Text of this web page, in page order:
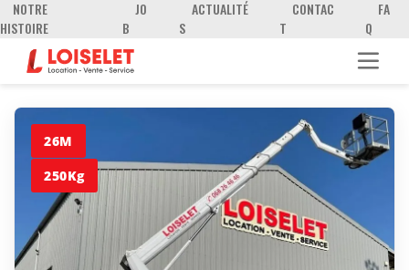
NOTRE
HISTOIRE
JO
B
ACTUALITÉ
S
CONTAC
T
FA
Q
26M
250Kg